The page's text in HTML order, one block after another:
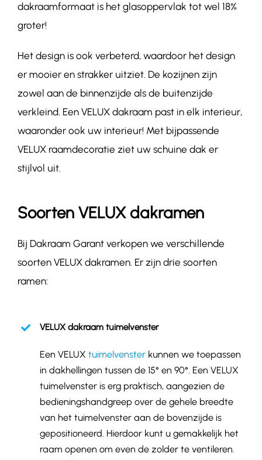
dakraamformaat is het glasoppervlak tot wel 18%
groter!
Het design is ook verbeterd, waardoor het design
er mooier en strakker uitziet. De kozijnen zijn
zowel aan de binnenzijde als de buitenzijde
verkleind. Een VELUX dakraam past in elk interieur,
waaronder ook uw interieur! Met bijpassende
VELUX raamdecoratie ziet uw schuine dak er
stijlvol uit.
Soorten VELUX dakramen
Bij Dakraam Garant verkopen we verschillende
soorten VELUX dakramen. Er zijn drie soorten
ramen:
VELUX dakraam tuimelvenster
Een VELUX tuimelvenster kunnen we toepassen
in dakhellingen tussen de 15° en 90°. Een VELUX
tuimelvenster is erg praktisch, aangezien de
bedieningshandgreep over de gehele breedte
van het tuimelvenster aan de bovenzijde is
gepositioneerd. Hierdoor kunt u gemakkelijk het
raam openen om even de zolder te ventileren.